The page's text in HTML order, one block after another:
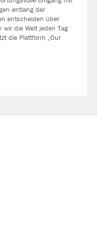
entlang der
entscheiden über
die Welt jeden Tag
die Plattform „Our